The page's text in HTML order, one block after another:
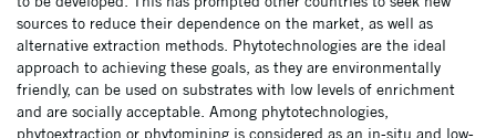
sources to reduce their dependence on the market, as well as
alternative extraction methods. Phytotechnologies are the ideal
approach to achieving these goals, as they are environmentally
friendly, can be used on substrates with low levels of enrichment
and are socially acceptable. Among phytotechnologies,
phytoextraction or phytomining is considered as an in-situ and low-